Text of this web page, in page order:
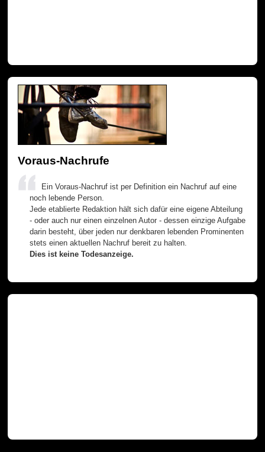
Voraus-Nachrufe
Ein Voraus-Nachruf ist per Definition ein Nachruf auf eine
noch lebende Person.
Jede etablierte Redaktion hält sich dafür eine eigene Abteilung
- oder auch nur einen einzelnen Autor - dessen einzige Aufgabe
darin besteht, über jeden nur denkbaren lebenden Prominenten
stets einen aktuellen Nachruf bereit zu halten.
Dies ist keine Todesanzeige.